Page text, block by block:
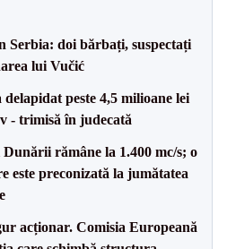
Serbia: doi bărbați, suspectați
lui Vučić
peste 4,5 milioane lei
- trimisă în judecată
rămâne la 1.400 mc/s; o
este preconizată la jumătatea
acționar. Comisia Europeană